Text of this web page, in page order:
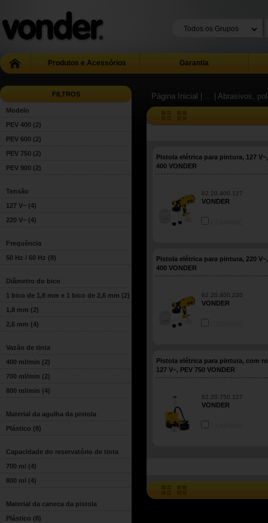
Produtos e Acessórios Garantia
FILTROS
Modelo
PEV 400 (2)
PEV 600 (2)
PEV 750 (2)
PEV 900 (2)
Tensão
127 V~ (4)
220 V~ (4)
Frequência
50 Hz / 60 Hz (8)
Diâmetro do bico
1 bico de 1,8 mm e 1 bico de 2,6 mm (2)
1,8 mm (2)
2,6 mm (4)
Vazão de tinta
400 ml/min (2)
700 ml/min (2)
800 ml/min (4)
Material da agulha da pistola
Plástico (8)
Capacidade do reservatório de tinta
700 ml (4)
800 ml (4)
Material da caneca da pistola
Plástico (8)
Página Inicial | ... | Abrasivos,
Pistola elétrica para pintura, 127
400 VONDER
62.20.400.127
VONDER
Pistola elétrica para pintura, 220
400 VONDER
62.20.400.220
VONDER
Pistola elétrica para pintura, com
127 V~, PEV 750 VONDER
62.20.750.127
VONDER